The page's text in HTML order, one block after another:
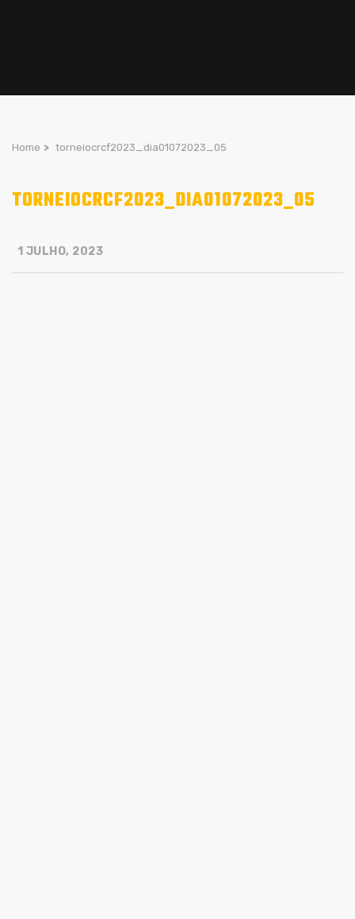
Home > torneiocrcf2023_dia01072023_05
TORNEIOCRCF2023_DIA01072023_05
1 JULHO, 2023